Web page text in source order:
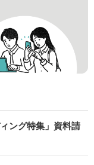
ング特集」資料請